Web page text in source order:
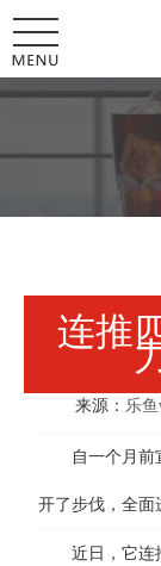
连推
来源： 乐
自一个月前宣
开了步伐，全面
近日，它连推